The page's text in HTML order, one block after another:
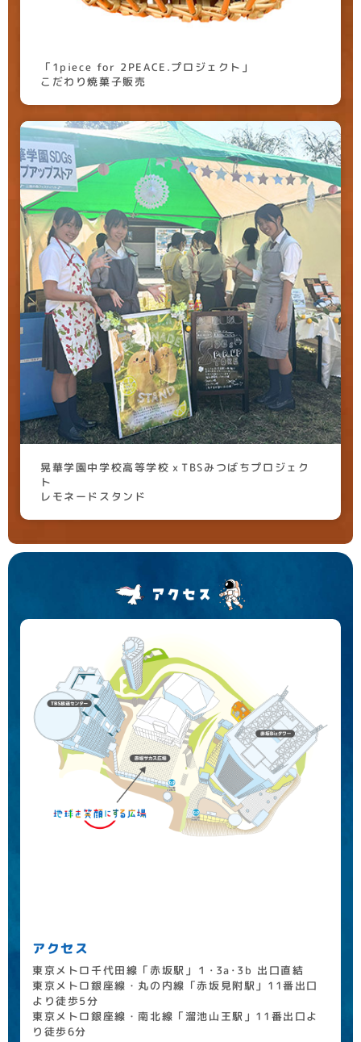
「1piece for 2PEACE.プロジェクト」
こだわり焼菓子販売
晃華学園中学校高等学校ｘTBSみつばちプロジェク
ト
レモネードスタンド
アクセス
東京メトロ千代田線「赤坂駅」１･3a･3b 出口直結
東京メトロ銀座線・丸の内線「赤坂見附駅」11番出口
より徒歩5分
東京メトロ銀座線・南北線「溜池山王駅」11番出口よ
り徒歩6分